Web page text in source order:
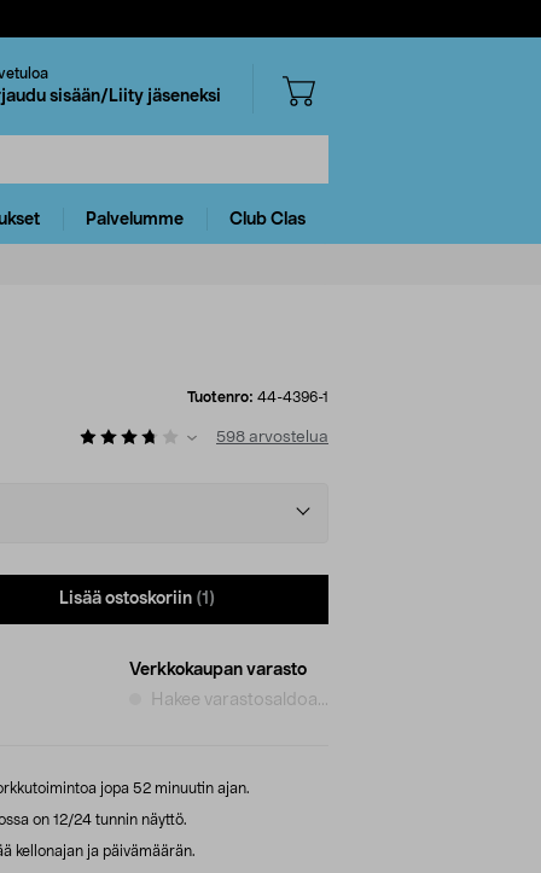
sisään/Liity jäseneksi
Palvelumme Club Clas
Tuotenro: 44-4396-1
598 arvostelua
Lisää ostoskoriin (1)
Verkkokaupan varasto
Hakee varastosaldoa...
jopa 52 minuutin ajan.
on 12/24 tunnin näyttö.
kellonajan ja päivämäärän.